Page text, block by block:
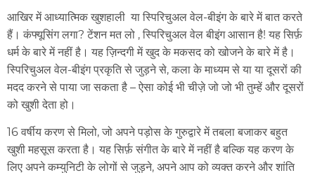
आखिर में आध्यात्मिक खुशहाली या स्पिरिचुअल वेल-बीइंग के बारे में बात करते
हैं। कंफ्यूसिंग लगा? टेंशन मत लो , स्पिरिचुअल वेल बीइंग आसान है! यह सिर्फ़
धर्म के बारे में नहीं है। यह ज़िन्दगी में खुद के मकसद को खोजने के बारे में है।
स्पिरिचुअल वेल-बीइंग प्रकृति से जुड़ने से, कला के माध्यम से या या दूसरों की
मदद करने से पाया जा सकता है – ऐसा कोई भी चीज़े जो जो भी तुम्हें और दूसरों
को खुशी देता हो।
16 वर्षीय करण से मिलो, जो अपने पड़ोस के गुरुद्वारे में तबला बजाकर बहुत
खुशी महसूस करता है। यह सिर्फ़ संगीत के बारे में नहीं है बल्कि यह करण के
लिए अपने कम्युनिटी के लोगों से जुड़ने, अपने आप को व्यक्त करने और शांति